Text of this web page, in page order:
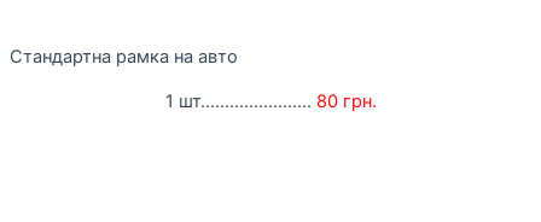
Стандартна рамка на авто
1 шт....................... 80 грн.